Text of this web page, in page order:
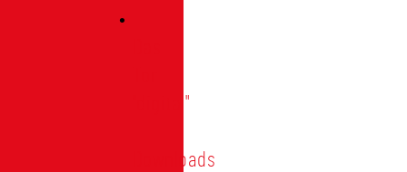
"digital"
Downloads